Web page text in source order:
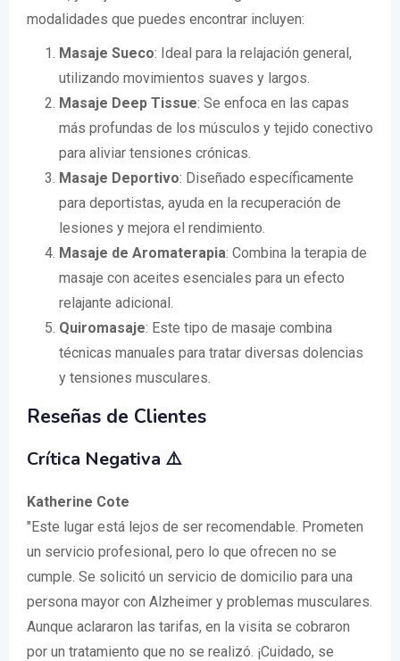
modalidades que puedes encontrar incluyen:
Masaje Sueco: Ideal para la relajación general,
utilizando movimientos suaves y largos.
Masaje Deep Tissue: Se enfoca en las capas
más profundas de los músculos y tejido conectivo
para aliviar tensiones crónicas.
Masaje Deportivo: Diseñado específicamente
para deportistas, ayuda en la recuperación de
lesiones y mejora el rendimiento.
Masaje de Aromaterapia: Combina la terapia de
masaje con aceites esenciales para un efecto
relajante adicional.
Quiromasaje: Este tipo de masaje combina
técnicas manuales para tratar diversas dolencias
y tensiones musculares.
Reseñas de Clientes
Crítica Negativa ⚠️
Katherine Cote
"Este lugar está lejos de ser recomendable. Prometen
un servicio profesional, pero lo que ofrecen no se
cumple. Se solicitó un servicio de domicilio para una
persona mayor con Alzheimer y problemas musculares.
Aunque aclararon las tarifas, en la visita se cobraron
por un tratamiento que no se realizó. ¡Cuidado, se